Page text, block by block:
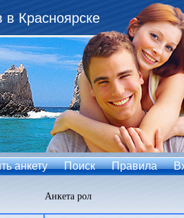
в Красноярске
анкету Поиск Правила
Анкета рол